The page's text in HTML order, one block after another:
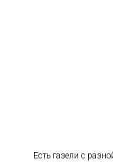
Есть газели с